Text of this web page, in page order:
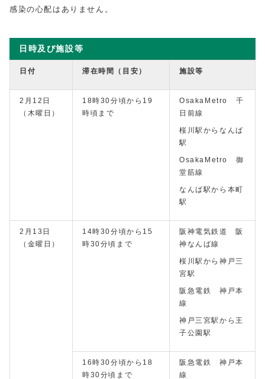
感染の心配はありません。
日時及び施設等
日付 滞在時間（目安） 施設等
2月12日
（木曜日）
18時30分頃から19
時頃まで
OsakaMetro 千
日前線
桜川駅からなんば
駅
OsakaMetro 御
堂筋線
なんば駅から本町
駅
2月13日
（金曜日）
14時30分頃から15
時30分頃まで
阪神電気鉄道 阪
神なんば線
桜川駅から神戸三
宮駅
阪急電鉄 神戸本
線
神戸三宮駅から王
子公園駅
16時30分頃から18
時30分頃まで
阪急電鉄 神戸本
線